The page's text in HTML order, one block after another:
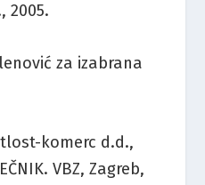
2005.
za izabrana
komerc d.d.,
VBZ, Zagreb,